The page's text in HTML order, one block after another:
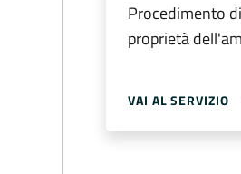
Procedimento
proprietà
VAI AL SERVIZIO